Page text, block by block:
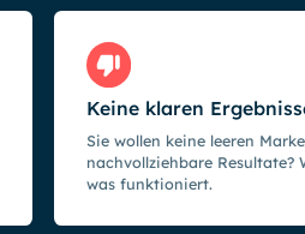
Keine klaren
Sie wollen keine leeren
nachvollziehbare Resultate?
was funktioniert.